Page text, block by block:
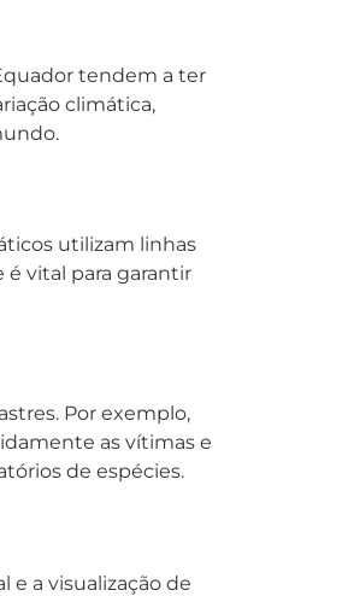
tendem a ter
climática,
utilizam linhas
é vital para garantir
Por exemplo,
as vítimas e
de espécies.
e a visualização de